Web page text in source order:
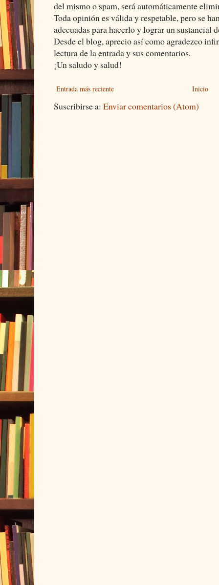
del mismo o spam, será automáticamente
Toda opinión es válida y respetable, pero se
adecuadas para hacerlo y lograr un sustancial
Desde el blog, aprecio así como agradezco
lectura de la entrada y sus comentarios.
¡Un saludo y salud!
Entrada más reciente Inicio
Suscribirse a: Enviar comentarios (Atom)